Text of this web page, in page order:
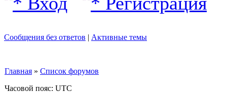
Сообщения без ответов | Активные темы
Главная » Список форумов
Часовой пояс: UTC